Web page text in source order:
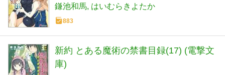
鎌池和馬 はいむらきよたか
883
新約 とある魔術の禁書目録(17) (電撃文
庫)